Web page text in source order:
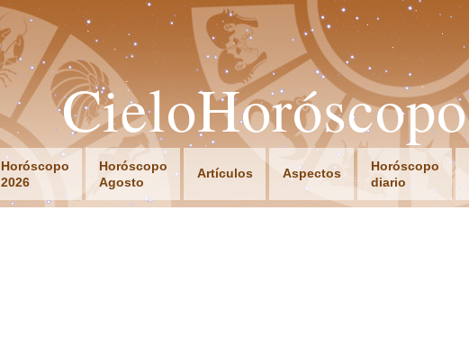
CieloHoróscopo
Horóscopo
2026
Horóscopo
Agosto
Artículos Aspectos
Horóscopo
diario